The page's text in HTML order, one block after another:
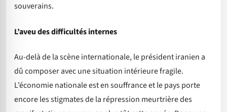
souverains.
L’aveu des difficultés internes
Au-delà de la scène internationale, le président iranien a
dû composer avec une situation intérieure fragile.
L’économie nationale est en souffrance et le pays porte
encore les stigmates de la répression meurtrière des